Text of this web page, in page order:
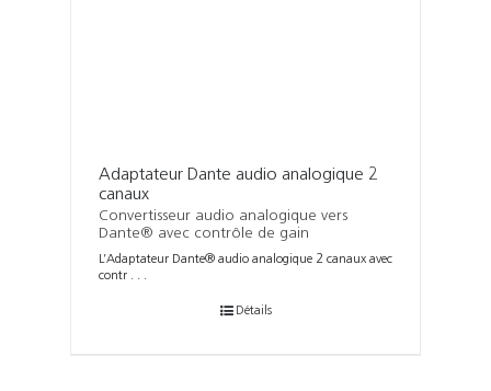
Adaptateur Dante audio analogique 2
canaux
Convertisseur audio analogique vers
Dante® avec contrôle de gain
L’Adaptateur Dante® audio analogique 2 canaux avec
contr . . .
Détails